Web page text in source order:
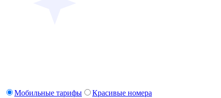
Мобильные тарифы
Красивые номера